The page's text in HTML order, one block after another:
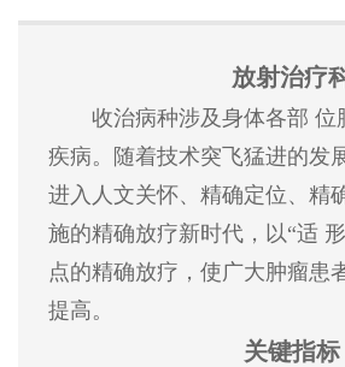
放射治疗
收治病种涉及身体各部 位
疾病。随着技术突飞猛进的发
进入人文关怀、精确定位、精
施的精确放疗新时代，以“适
点的精确放疗，使广大肿瘤患
提高。
关键指标